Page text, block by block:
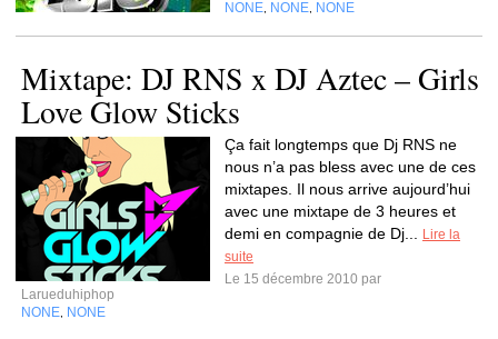
NONE NONE NONE
Mixtape: DJ RNS x DJ Aztec – Girls
Love Glow Sticks
Ça fait longtemps que Dj RNS ne
nous n’a pas bless avec une de ces
mixtapes. Il nous arrive aujourd’hui
avec une mixtape de 3 heures et
demi en compagnie de Dj...
Lire la
suite
Le 15 décembre 2010 par
Larueduhiphop
NONE NONE